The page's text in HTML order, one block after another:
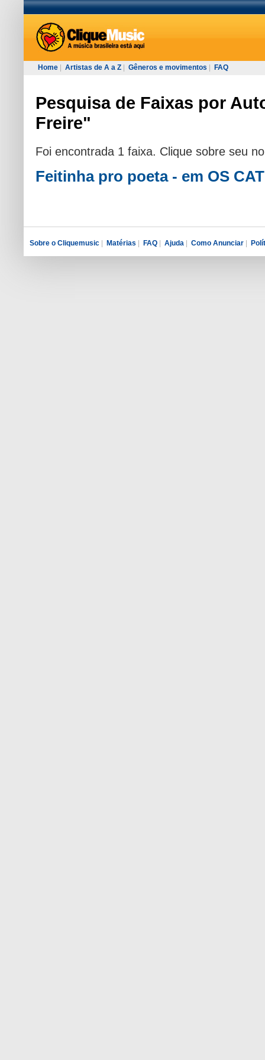
Home Artistas de A a Z Gêneros e movimentos FAQ
Pesquisa de Faixas por
Freire"
Foi encontrada 1 faixa. Clique sobre seu
Feitinha pro poeta - em OS
Sobre o Cliquemusic | Matérias | FAQ | Ajuda | Como Anunciar |